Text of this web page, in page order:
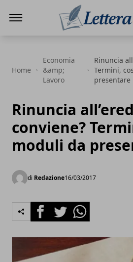
Home
Economia
&amp;
Lavoro
Rinuncia
Termini,
presentare
Rinuncia
conviene?
moduli da
di Redazione16/03/2017
FacebookTwitterWhatsapp